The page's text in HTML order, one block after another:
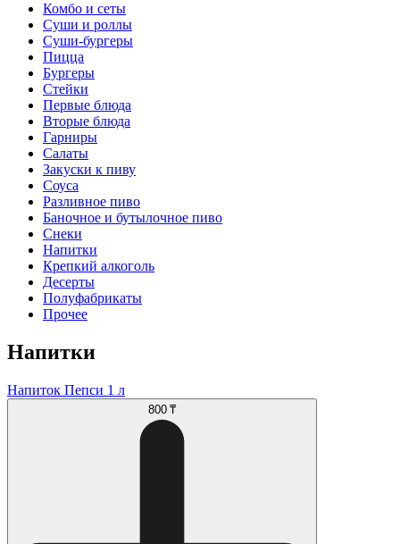
Комбо и сеты
Суши и роллы
Суши-бургеры
Пицца
Бургеры
Стейки
Первые блюда
Вторые блюда
Гарниры
Салаты
Закуски к пиву
Соуса
Разливное пиво
Баночное и бутылочное пиво
Снеки
Напитки
Крепкий алкоголь
Десерты
Полуфабрикаты
Прочее
Напитки
Напиток Пепси 1 л
800 ₸